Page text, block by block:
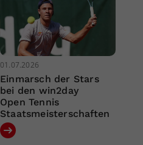
01.07.2026
Einmarsch der Stars
bei den win2day
Open Tennis
Staatsmeisterschaften